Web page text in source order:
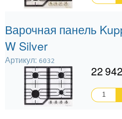
Варочная панель
W Silver
Артикул: 6032
22 942